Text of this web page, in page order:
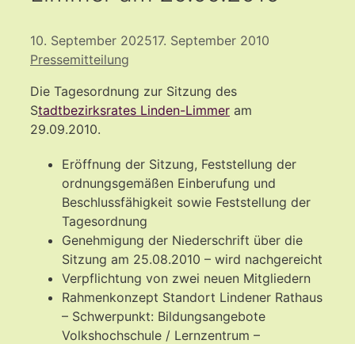
10. September 202517. September 2010
Pressemitteilung
Die Tagesordnung zur Sitzung des
Stadtbezirksrates Linden-Limmer am
29.09.2010.
Eröffnung der Sitzung, Feststellung der
ordnungsgemäßen Einberufung und
Beschlussfähigkeit sowie Feststellung der
Tagesordnung
Genehmigung der Niederschrift über die
Sitzung am 25.08.2010 – wird nachgereicht
Verpflichtung von zwei neuen Mitgliedern
Rahmenkonzept Standort Lindener Rathaus
– Schwerpunkt: Bildungsangebote
Volkshochschule / Lernzentrum –